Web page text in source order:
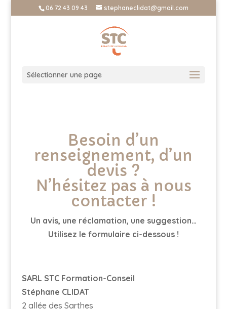
06 72 43 09 43 stephaneclidat@gmail.com
Sélectionner une page
Besoin d’un
renseignement, d’un
devis ?
N’hésitez pas à nous
contacter !
Un avis, une réclamation, une suggestion…
Utilisez le formulaire ci-dessous !
SARL STC Formation-Conseil
Stéphane CLIDAT
2 allée des Sarthes